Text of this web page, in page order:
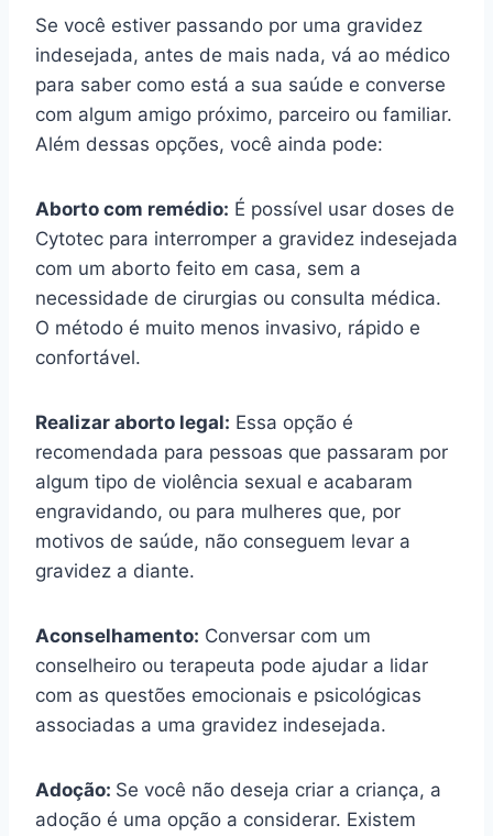
Se você estiver passando por uma gravidez
indesejada, antes de mais nada, vá ao médico
para saber como está a sua saúde e converse
com algum amigo próximo, parceiro ou familiar.
Além dessas opções, você ainda pode:
Aborto com remédio: É possível usar doses de
Cytotec para interromper a gravidez indesejada
com um aborto feito em casa, sem a
necessidade de cirurgias ou consulta médica.
O método é muito menos invasivo, rápido e
confortável.
Realizar aborto legal: Essa opção é
recomendada para pessoas que passaram por
algum tipo de violência sexual e acabaram
engravidando, ou para mulheres que, por
motivos de saúde, não conseguem levar a
gravidez a diante.
Aconselhamento: Conversar com um
conselheiro ou terapeuta pode ajudar a lidar
com as questões emocionais e psicológicas
associadas a uma gravidez indesejada.
Adoção: Se você não deseja criar a criança, a
adoção é uma opção a considerar. Existem